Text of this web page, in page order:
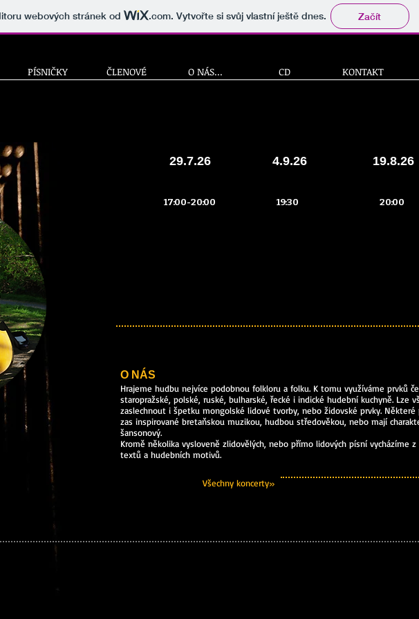
webových stránek od .com. Vytvořte si svůj vlastní ještě dnes. Začít
PÍSNIČKY ČLENOVÉ O NÁS... CD KONTAKT
29.7.26
17:00-20:00
4.9.26
19:30
19.8.26
20:00
O NÁS
Hrajeme hudbu nejvíce podobnou folkloru a folku. K tomu využíváme prvků
staropražské, polské, ruské, bulharské, řecké i indické hudební kuchyně. Lze
zaslechnout i špetku mongolské lidové tvorby, nebo židovské prvky. Některé
zas inspirované bretaňskou muzikou, hudbou středověkou, nebo mají
šansonový.
Kromě několika vysloveně zlidovělých, nebo přímo lidových písní vycházíme z
textů a hudebních motivů.
Všechny koncerty»